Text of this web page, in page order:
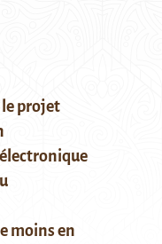
le projet
moins en